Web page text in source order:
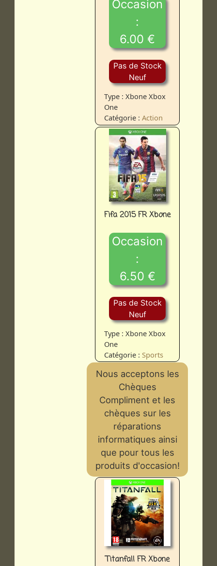
Occasion
:
6.00 €
Pas de Stock
Neuf
Type : Xbone Xbox
One
Catégorie :Action
Fifa 2015 FR Xbone
Occasion
:
6.50 €
Pas de Stock
Neuf
Type : Xbone Xbox
One
Catégorie : Sports
Nous acceptons les
Chèques
Compliment et les
chèques sur les
réparations
informatiques ainsi
que pour tous les
produits d'occasion!
Titanfall FR Xbone